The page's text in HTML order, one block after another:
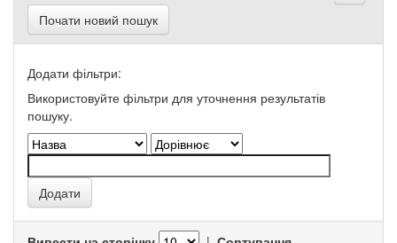
Почати новий пошук
Додати фільтри:
Використовуйте фільтри для уточнення результатів
пошуку.